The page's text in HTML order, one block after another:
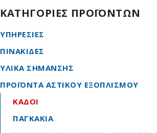
ΚΑΤΗΓΟΡΙΕΣ ΠΡΟΪΟΝΤΩΝ
ΥΠΗΡΕΣΙΕΣ
ΠΙΝΑΚΙΔΕΣ
ΥΛΙΚΑ ΣΗΜΑΝΣΗΣ
ΠΡΟΪΟΝΤΑ ΑΣΤΙΚΟΥ ΕΞΟΠΛΙΣΜΟΥ
ΚΑΔΟΙ
ΠΑΓΚΑΚΙΑ